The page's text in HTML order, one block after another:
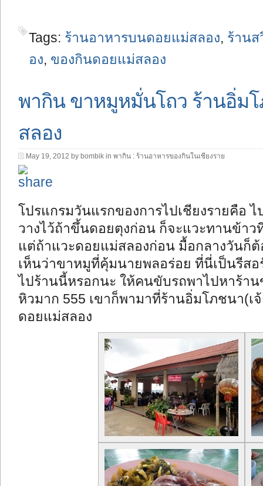
Tags: ร้านอาหารบนดอยแม่สลอง, ร้าน
อง, ของกินดอยแม่สลอง
พากิน ขาหมูหมั่นโถว ร้านอิ่ม
สลอง
May 19, 2012 by bombik in พากิน : ร้านอาหารของกินในเชียงราย
โปรแกรมวันแรกของการไปเชียงรายคือ
วางไว้ถ้าขึ้นดอยตุงก่อน ก็จะแวะทานข้าว
แต่ถ้าแวะดอยแม่สลองก่อน มื้อกลางวันก็
เห็นว่าขาหมูที่คุ้มนายพลอร่อย ที่นี่เป็นรีส
ไปร้านนี้หรอกนะ ให้คนขับรถพาไปหาร้า
หิวมาก 555 เขาก็พามาที่ร้านอิ่มโภชนา(เ
ดอยแม่สลอง